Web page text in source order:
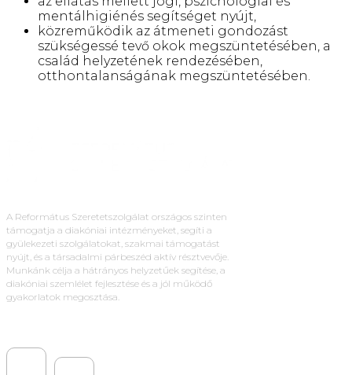
mentálhigiénés segítséget nyújt,
közreműködik az átmeneti gondozást
szükségessé tevő okok megszüntetésében, a
család helyzetének rendezésében,
otthontalanságának megszüntetésében.
A Református Szeretetszolgálat országos szinten
támogatja a diakóniai intézményeket, segíti a
gyülekezeti szolgálatokat, szakmai támogatást
nyújt, és a társadalmi párbeszéd aktív résztvevője.
Munkánk célja a hátrányos helyzetűek segítése, a
diakóniai szemlélet fejlesztése és a jól működő
gyakorlatok megosztása.